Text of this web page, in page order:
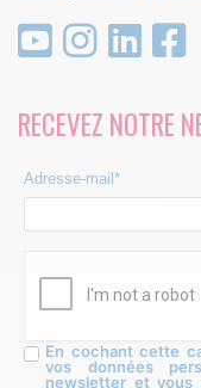
RECEVEZ NOTRE
Adresse-mail*
En cochant cette
vos données
newsletter et vous